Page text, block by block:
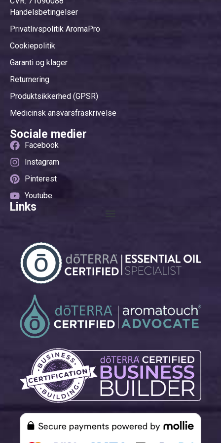
Handelsbetingelser
Privatlivspolitik AromaPro
Cookiepolitik
Garanti og klager
Returnering
Produktsikkerhed (GPSR)
Medicinsk ansvarsfraskrivelse
Sociale medier
Facebook
Instagram
Pinterest
Youtube
Links